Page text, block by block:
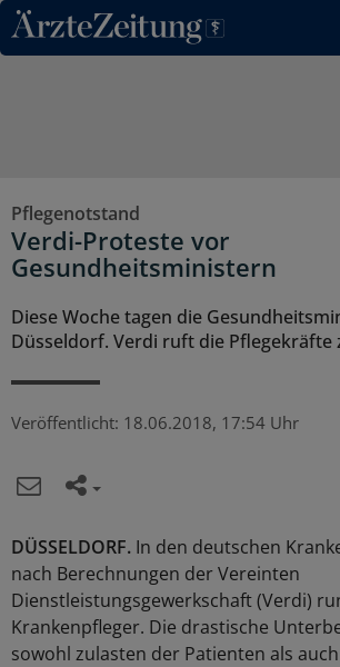
Direkt zum Inhaltsbereich
Pflegenotstand
Verdi-Proteste vor
Gesundheitsministern
Diese Woche tagen die
Düsseldorf. Verdi ruft die Pflegekräfte
Veröffentlicht: 18.06.2018, 17:54 Uhr
DÜSSELDORF. In den deutschen
nach Berechnungen der Vereinten
Dienstleistungsgewerkschaft (Verdi)
Krankenpfleger. Die drastische
sowohl zulasten der Patienten als